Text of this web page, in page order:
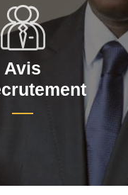
Avis